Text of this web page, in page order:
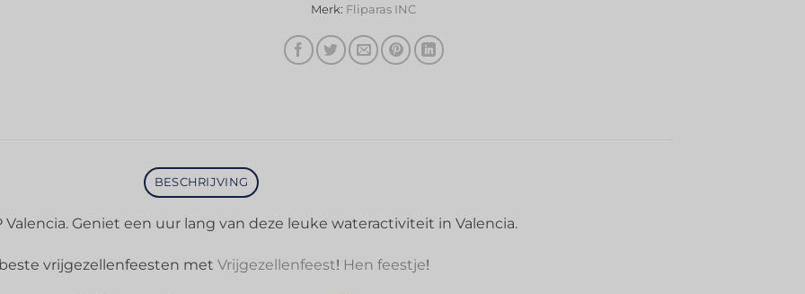
Merk: Fliparas INC
BESCHRIJVING
Valencia. Geniet een uur lang van deze leuke wateractiviteit in Valencia.
vrijgezellenfeesten met Vrijgezellenfeest! Hen feestje!